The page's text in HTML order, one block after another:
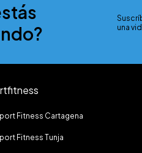
una
Fitness Cartagena
Fitness Tunja